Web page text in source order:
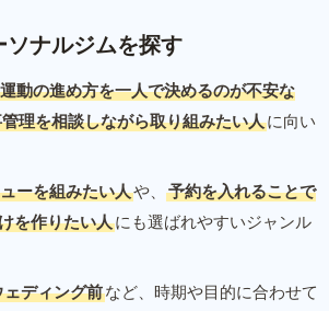
ソナルジムを探す
運動の進め方を一人で決めるのが不安な
理を相談しながら取り組みたい人に向い
ーを組みたい人や、
予約を入れることで
を作りたい人にも選ばれやすいジャンル
ェディング前など、時期や目的に合わせて